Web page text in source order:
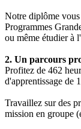
Notre diplôme vous
Programmes
ou même étudier à
2. Un parcours
Profitez de 462
d'apprentissage de
Travaillez sur des
mission en groupe